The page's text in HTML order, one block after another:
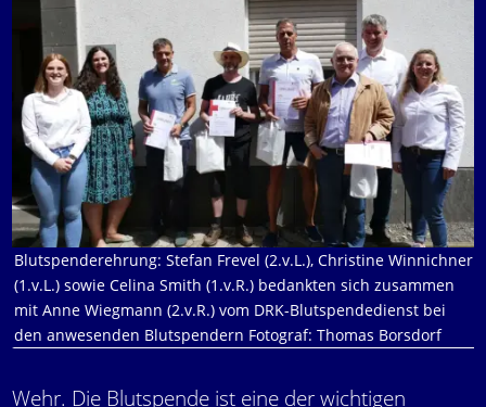
Blutspenderehrung: Stefan Frevel (2.v.L.), Christine Winnichner
(1.v.L.) sowie Celina Smith (1.v.R.) bedankten sich zusammen
mit Anne Wiegmann (2.v.R.) vom DRK-Blutspendedienst bei
den anwesenden Blutspendern Fotograf: Thomas Borsdorf
Wehr. Die Blutspende ist eine der wichtigen